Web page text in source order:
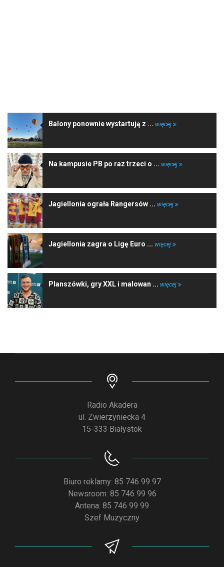
Balony ponownie wystartują z ... więcej
Na kampusie PB po raz trzeci o ... więcej
Jagiellonia ograła Rangersów ... więcej
Jagiellonia zagra o Ligę Euro ... więcej
Planszówki, gry XXL i malowan ... więcej
Radio Akadera
ul. Zwierzyniecka 4
15-333 Białystok
Biuro reklamy: 85 746 99 97
Newsroom: 85 746 99 96
Antena: 85 746 99 99
Szef Muzyczny